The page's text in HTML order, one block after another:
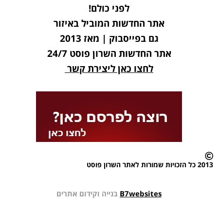
לפני כולם!
אתר החדשות המוביל באיזור
גם בפייסבוק | מאז 2013
אתר החדשות השרון פוסט 24/7
לחצו כאן ליצירת קשר
2013 כל הזכויות שמורות לאתר השרון פוסט
B7websites